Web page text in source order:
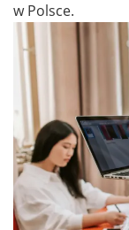
w Polsce.